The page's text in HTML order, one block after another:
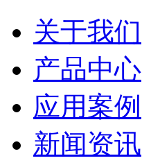
关于我们
产品中心
应用案例
新闻资讯